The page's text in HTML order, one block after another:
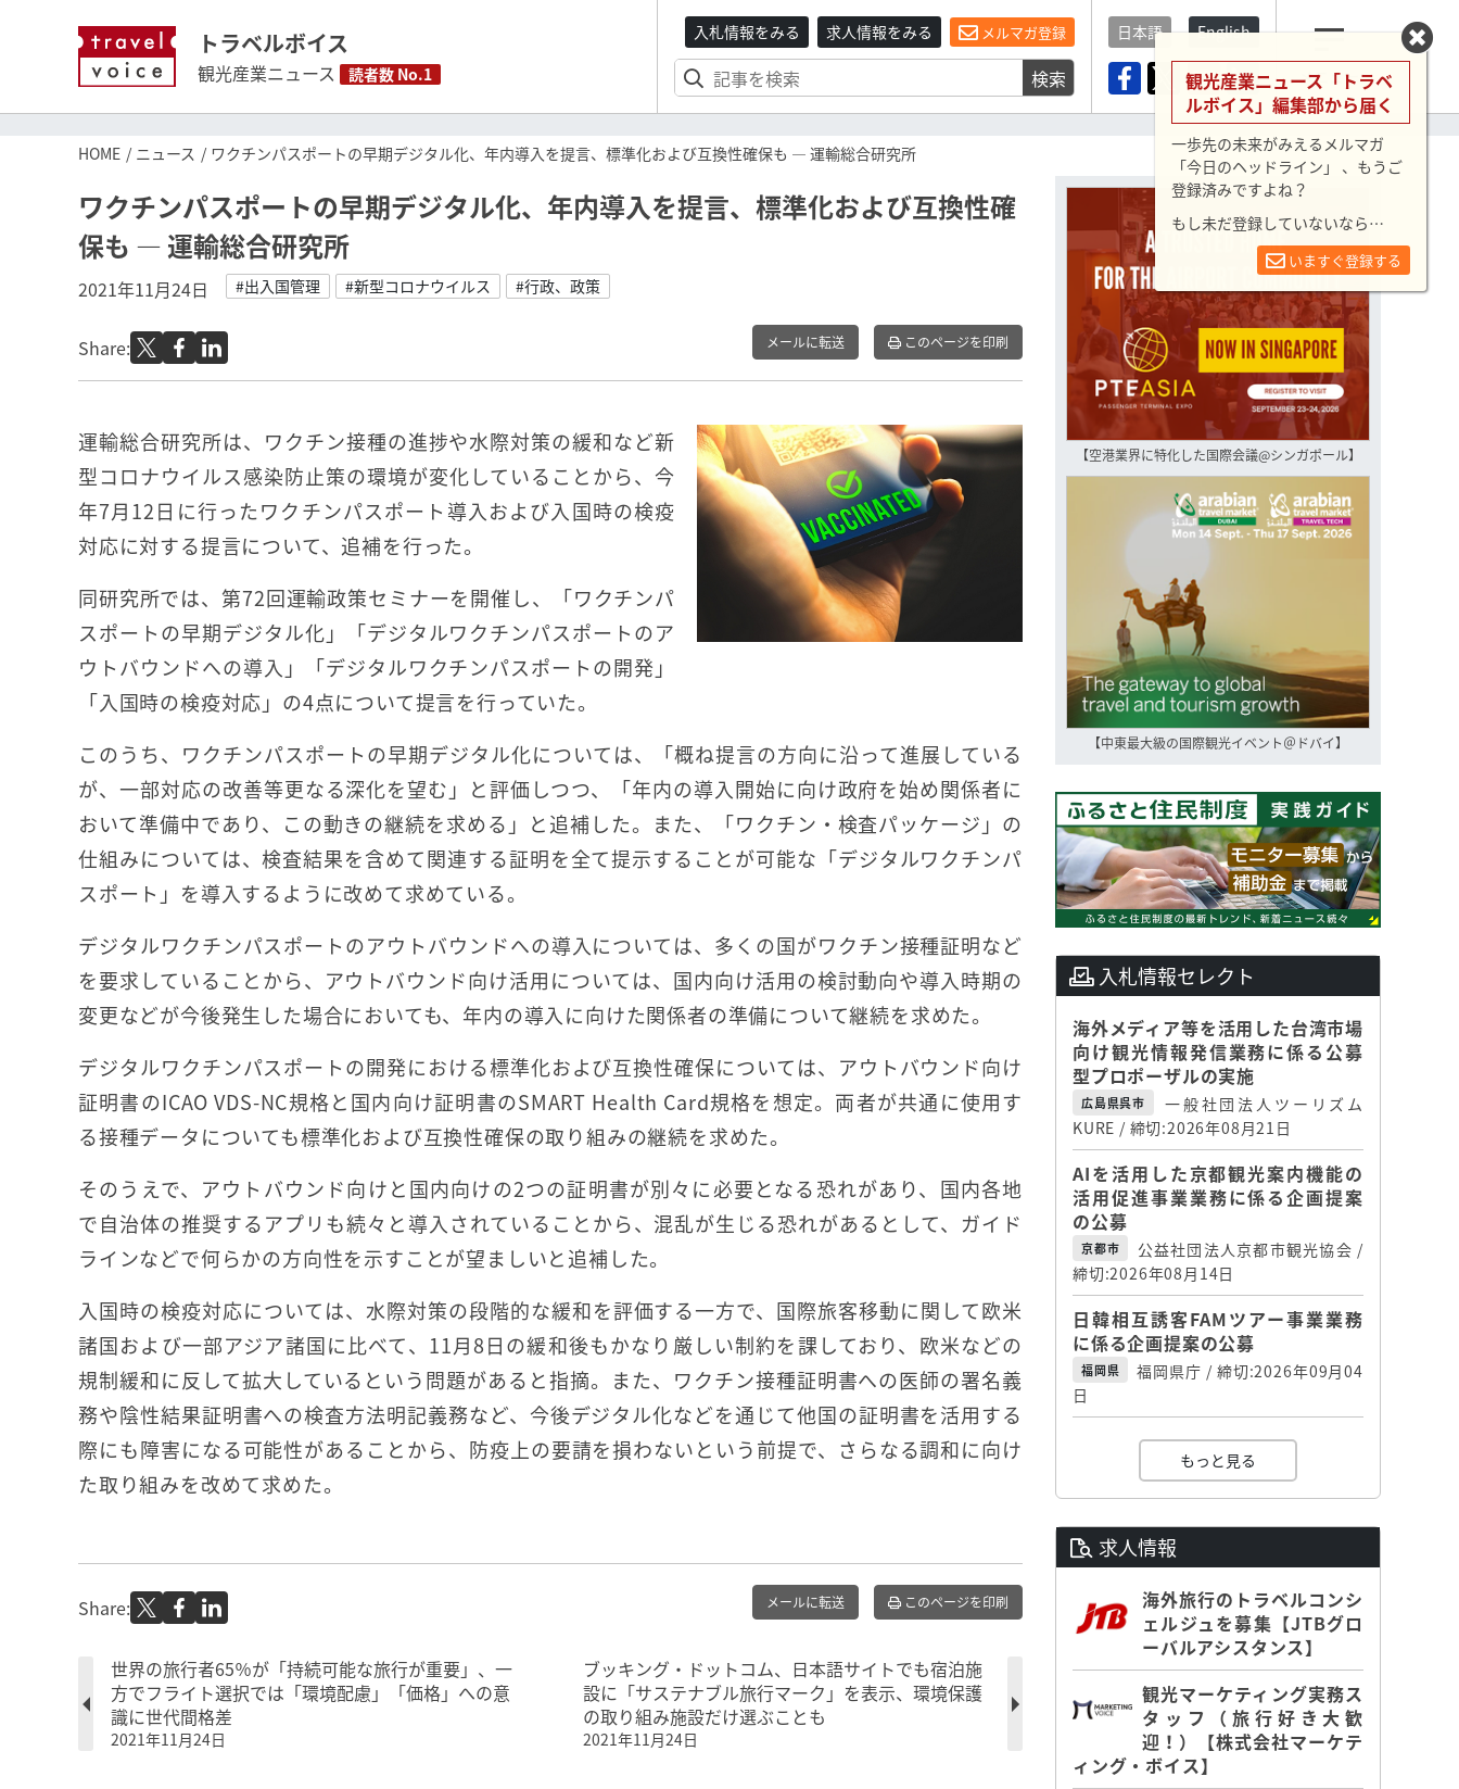
トラベルボイス
観光産業ニュース 読者数 No.1
入札情報をみる 求人情報をみる メルマガ登録
検索
日本語 English
メニュー
HOME ニュース ワクチンパスポートの早期デジタル化、年内導入を提言、標準化および互換性確保も ― 運輸総合研究所
ワクチンパスポートの早期デジタル化、年内導入を提言、標準化および互換性確
保も ― 運輸総合研究所
2021年11月24日 #出入国管理 #新型コロナウイルス #行政、政策
Share: メールに転送 このページを印刷
運輸総合研究所は、ワクチン接種の進捗や水際対策の緩和など新
型コロナウイルス感染防止策の環境が変化していることから、今
年7月12日に行ったワクチンパスポート導入および入国時の検疫
対応に対する提言について、追補を行った。
同研究所では、第72回運輸政策セミナーを開催し、「ワクチンパ
スポートの早期デジタル化」「デジタルワクチンパスポートのア
ウトバウンドへの導入」「デジタルワクチンパスポートの開発」
「入国時の検疫対応」の4点について提言を行っていた。
このうち、ワクチンパスポートの早期デジタル化については、「概ね提言の方向に沿って進展している
が、一部対応の改善等更なる深化を望む」と評価しつつ、「年内の導入開始に向け政府を始め関係者に
おいて準備中であり、この動きの継続を求める」と追補した。また、「ワクチン・検査パッケージ」の
仕組みについては、検査結果を含めて関連する証明を全て提示することが可能な「デジタルワクチンパ
スポート」を導入するように改めて求めている。
デジタルワクチンパスポートのアウトバウンドへの導入については、多くの国がワクチン接種証明など
を要求していることから、アウトバウンド向け活用については、国内向け活用の検討動向や導入時期の
変更などが今後発生した場合においても、年内の導入に向けた関係者の準備について継続を求めた。
デジタルワクチンパスポートの開発における標準化および互換性確保については、アウトバウンド向け
証明書のICAO VDS-NC規格と国内向け証明書のSMART Health Card規格を想定。両者が共通に使用す
る接種データについても標準化および互換性確保の取り組みの継続を求めた。
そのうえで、アウトバウンド向けと国内向けの2つの証明書が別々に必要となる恐れがあり、国内各地
で自治体の推奨するアプリも続々と導入されていることから、混乱が生じる恐れがあるとして、ガイド
ラインなどで何らかの方向性を示すことが望ましいと追補した。
入国時の検疫対応については、水際対策の段階的な緩和を評価する一方で、国際旅客移動に関して欧米
諸国および一部アジア諸国に比べて、11月8日の緩和後もかなり厳しい制約を課しており、欧米などの
規制緩和に反して拡大しているという問題があると指摘。また、ワクチン接種証明書への医師の署名義
務や陰性結果証明書への検査方法明記義務など、今後デジタル化などを通じて他国の証明書を活用する
際にも障害になる可能性があることから、防疫上の要請を損わないという前提で、さらなる調和に向け
た取り組みを改めて求めた。
Share: メールに転送 このページを印刷
世界の旅行者65％が「持続可能な旅行が重要」、一
方でフライト選択では「環境配慮」「価格」への意
識に世代間格差
2021年11月24日
ブッキング・ドットコム、日本語サイトでも宿泊施
設に「サステナブル旅行マーク」を表示、環境保護
の取り組み施設だけ選ぶことも
2021年11月24日
【空港業界に特化した国際会議@シンガポール】
【中東最大級の国際観光イベント＠ドバイ】
入札情報セレクト
海外メディア等を活用した台湾市場
向け観光情報発信業務に係る公募
型プロポーザルの実施
広島県呉市
一般社団法人ツーリズム
KURE / 締切:2026年08月21日
AIを活用した京都観光案内機能の
活用促進事業業務に係る企画提案
の公募
京都市
公益社団法人京都市観光協会 /
締切:2026年08月14日
日韓相互誘客FAMツアー事業業務
に係る企画提案の公募
福岡県
福岡県庁 / 締切:2026年09月04
日
もっと見る
求人情報
海外旅行のトラベルコンシ
ェルジュを募集【JTBグロ
ーバルアシスタンス】
観光マーケティング実務ス
タッフ（旅行好き大歓
迎！）【株式会社マーケテ
ィング・ボイス】
観光産業ニュース「トラベ
ルボイス」編集部から届く
一歩先の未来がみえるメルマガ
「今日のヘッドライン」 、もうご
登録済みですよね？
もし未だ登録していないなら…
いますぐ登録する